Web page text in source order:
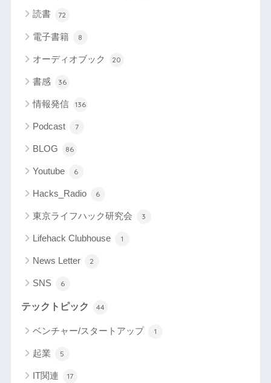
読書 72
電子書籍 8
オーディオブック 20
書感 36
情報発信 136
Podcast 7
BLOG 86
Youtube 6
Hacks_Radio 6
東京ライフハック研究会 3
Lifehack Clubhouse 1
News Letter 2
SNS 6
テックトピック 44
ベンチャー/スタートアップ 1
起業 5
IT関連 17